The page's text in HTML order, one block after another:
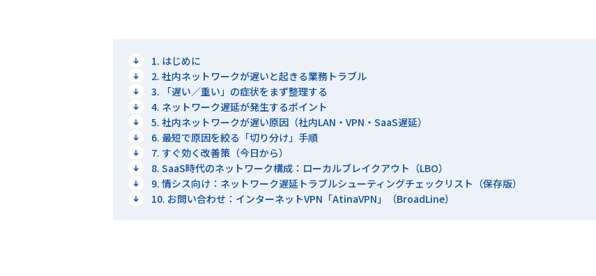
1. はじめに
2. 社内ネットワークが遅いと起きる業務トラブル
3. 「遅い／重い」の症状をまず整理する
4. ネットワーク遅延が発生するポイント
5. 社内ネットワークが遅い原因（社内LAN・VPN・SaaS遅延）
6. 最短で原因を絞る「切り分け」手順
7. すぐ効く改善策（今日から）
8. SaaS時代のネットワーク構成：ローカルブレイクアウト（LBO）
9. 情シス向け：ネットワーク遅延トラブルシューティングチェックリスト（保存版）
10. お問い合わせ：インターネットVPN「AtinaVPN」（BroadLine）